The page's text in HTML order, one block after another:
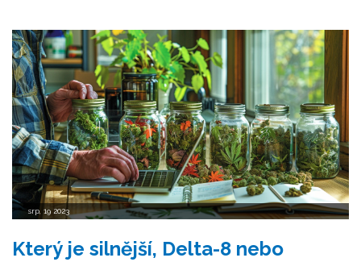
srp, 19 2023
Který je silnější, Delta-8 nebo